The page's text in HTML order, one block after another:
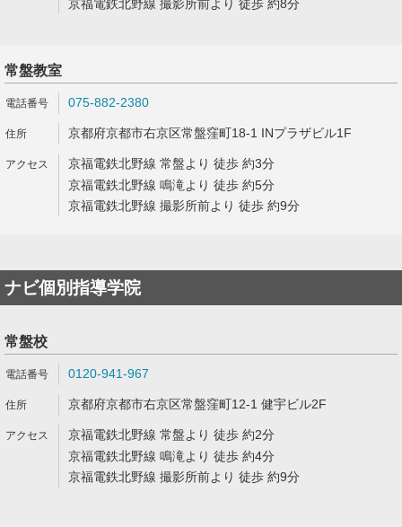
京福電鉄北野線 撮影所前より 徒歩 約8分
常盤教室
075-882-2380
京都府京都市右京区常盤窪町18-1 INプラザビル1F
京福電鉄北野線 常盤より 徒歩 約3分
京福電鉄北野線 鳴滝より 徒歩 約5分
京福電鉄北野線 撮影所前より 徒歩 約9分
ナビ個別指導学院
常盤校
0120-941-967
京都府京都市右京区常盤窪町12-1 健宇ビル2F
京福電鉄北野線 常盤より 徒歩 約2分
京福電鉄北野線 鳴滝より 徒歩 約4分
京福電鉄北野線 撮影所前より 徒歩 約9分